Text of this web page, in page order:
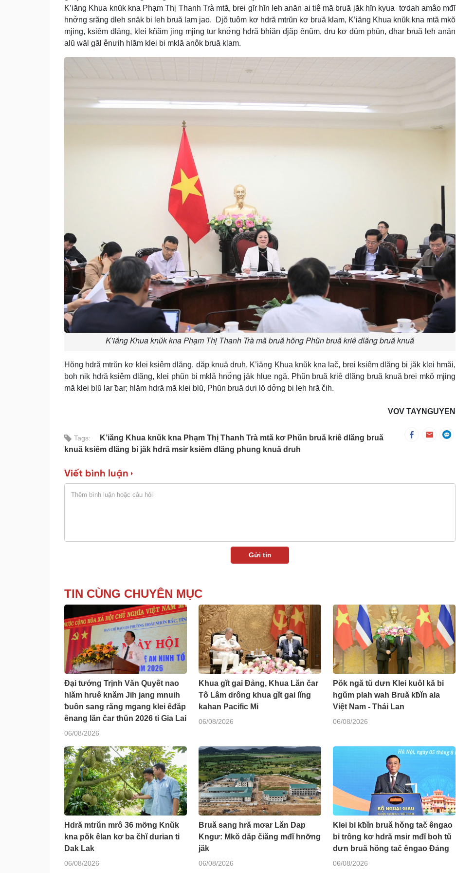
K’iăng Khua knŭk kna Phạm Thị Thanh Trà mtă, brei gĭr hĭn leh anăn ai tiê mă bruă jăk hĭn kyua tơdah amâo mđĭ
hnơ̆ng srăng dleh snăk bi leh bruă lam jao. Djŏ tuôm kơ hdră mtrŭn kơ bruă klam, K’iăng Khua knŭk kna mtă mkŏ
mjing, ksiêm dlăng, klei kñăm jing mjing tur knơ̆ng hdră bhiăn djăp ênŭm, đru kơ dŭm phŭn, dhar bruă leh anăn
alŭ wăl găl ênưih hlăm klei bi mklă anôk bruă klam.
K’iăng Khua knŭk kna Phạm Thị Thanh Trà mă bruă hŏng Phŭn bruă kriê dlăng bruă knuă
Hŏng hdră mtrŭn kơ klei ksiêm dlăng, dăp knuă druh, K’iăng Khua knŭk kna lač, brei ksiêm dlăng bi jăk klei hmăi,
boh nik hdră ksiêm dlăng, klei phŭn bi mklă hnơ̆ng jăk hlue ngă. Phŭn bruă kriê dlăng bruă knuă brei mkŏ mjing
mă klei blŭ lar ƀar; hlăm hdră mă klei blŭ, Phŭn bruă dưi lŏ dơ̆ng bi leh hră čih.
VOV TAYNGUYEN
Tags:
K’iăng Khua knŭk kna Phạm Thị Thanh Trà mtă kơ Phŭn bruă kriê dlăng bruă
knuă ksiêm dlăng bi jăk hdră msir ksiêm dlăng phung knuă druh
Viết bình luận
TIN CÙNG CHUYÊN MỤC
Đại tướng Trịnh Văn Quyết nao
hlăm hruê knăm Jih jang mnuih
ƀuôn sang răng mgang klei êđăp
ênang lăn čar thŭn 2026 ti Gia Lai
06/08/2026
Khua gĭt gai Đảng, Khua Lăn čar
Tô Lâm drông khua gĭt gai lĭng
kahan Pacific Mi
06/08/2026
Pŏk ngă tŭ dưn Klei kuôl kă bi
hgŭm plah wah Bruă kƀĭn ala
Việt Nam - Thái Lan
06/08/2026
Hdră mtrŭn mrô 36 mơ̆ng Knŭk
kna pŏk êlan kơ ba čhĭ durian ti
Dak Lak
06/08/2026
Bruă sang hră mơar Lăn Dap
Kngư: Mkŏ dăp čiăng mđĭ hnơ̆ng
jăk
06/08/2026
Klei bi kƀĭn bruă hŏng tač êngao
bi trông kơ hdră msir mđĭ boh tŭ
dưn bruă hŏng tač êngao Đảng
06/08/2026